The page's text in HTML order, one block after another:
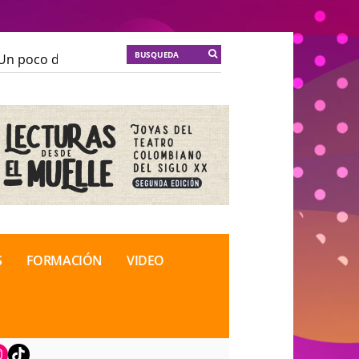
poco de locura para la cordura
Soma
Soma
de Teatro Rosa
FORMACIÓN VIDEO
TikTok